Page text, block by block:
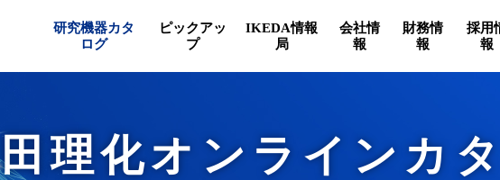
研究機器カタ
ログ
ピックアッ
プ
IKEDA情報
局
会社情
報
財務情
報
採用
報
理化オンラインカ